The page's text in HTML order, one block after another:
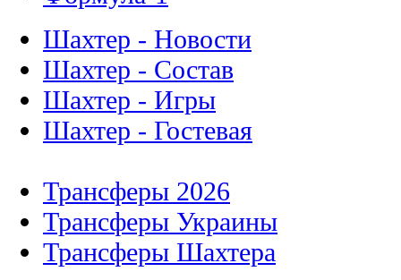
Шахтер - Новости
Шахтер - Состав
Шахтер - Игры
Шахтер - Гостевая
Трансферы 2026
Трансферы Украины
Трансферы Шахтера